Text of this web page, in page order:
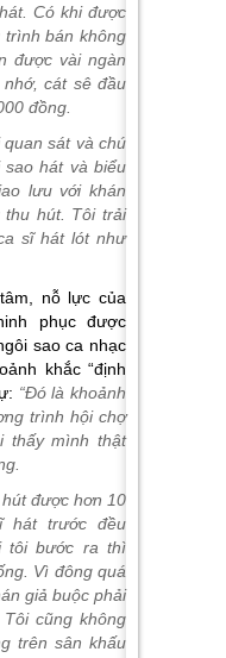
Có khi được
trình bán không
được vài ngàn
cát sê đầu
đồng.
sát và chú
hát và biểu
lưu với khán
hút. Tôi trải
sĩ hát lót như
nỗ lực của
phục được
sao ca nhạc
khắc “định
“Đó là khoảnh
trình hội chợ
thấy mình thật
được hơn 10
hát trước đều
tôi bước ra thì
Vì đông quá
giả buộc phải
Tôi cũng không
trên sân khấu